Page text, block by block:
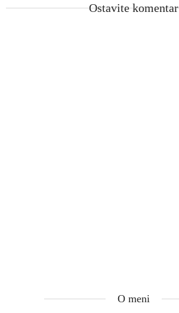
Ostavite komentar
O meni